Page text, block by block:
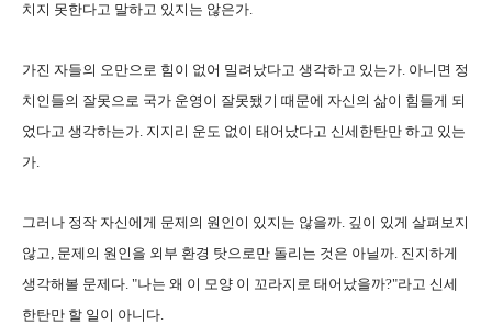
치지 못한다고 말하고 있지는 않은가.
가진 자들의 오만으로 힘이 없어 밀려났다고 생각하고 있는가. 아니면 정
치인들의 잘못으로 국가 운영이 잘못됐기 때문에 자신의 삶이 힘들게 되
었다고 생각하는가. 지지리 운도 없이 태어났다고 신세한탄만 하고 있는
가.
그러나 정작 자신에게 문제의 원인이 있지는 않을까. 깊이 있게 살펴보지
않고, 문제의 원인을 외부 환경 탓으로만 돌리는 것은 아닐까. 진지하게
생각해볼 문제다. "나는 왜 이 모양 이 꼬라지로 태어났을까?"라고 신세
한탄만 할 일이 아니다.